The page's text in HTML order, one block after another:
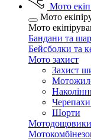
Мото
Мото
Мото
Бандани та
Бейсболки та
Мото захист
Захист
Шорти
Мотодощовики